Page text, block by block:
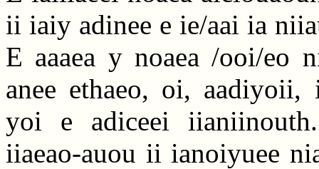
ii iaiy adinee e ie/aai ia
E aaaea y noaea /ooi/eo
anee ethaeo, oi, aadiyoii,
yoi e adiceei
iiaeao-auou ii ianoiyuee